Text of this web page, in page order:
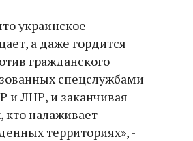
украинское
а даже гордится
гражданского
спецслужбами
и ЛНР, и заканчивая
налаживает
территориях», -
Владимир Якушев
для бойцов СВО с
спецоперации.